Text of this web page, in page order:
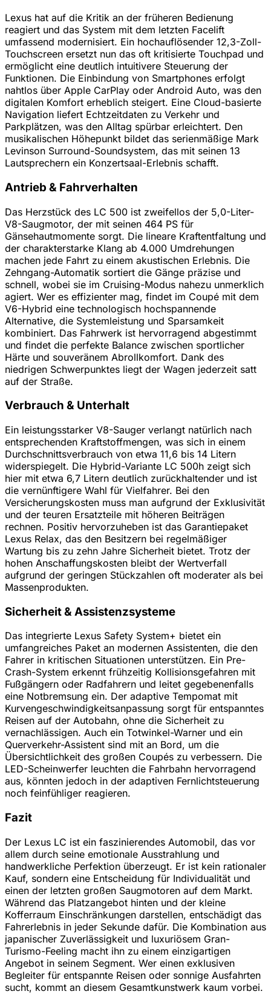
Lexus hat auf die Kritik an der früheren Bedienung
reagiert und das System mit dem letzten Facelift
umfassend modernisiert. Ein hochauflösender 12,3-Zoll-
Touchscreen ersetzt nun das oft kritisierte Touchpad und
ermöglicht eine deutlich intuitivere Steuerung der
Funktionen. Die Einbindung von Smartphones erfolgt
nahtlos über Apple CarPlay oder Android Auto, was den
digitalen Komfort erheblich steigert. Eine Cloud-basierte
Navigation liefert Echtzeitdaten zu Verkehr und
Parkplätzen, was den Alltag spürbar erleichtert. Den
musikalischen Höhepunkt bildet das serienmäßige Mark
Levinson Surround-Soundsystem, das mit seinen 13
Lautsprechern ein Konzertsaal-Erlebnis schafft.
Antrieb & Fahrverhalten
Das Herzstück des LC 500 ist zweifellos der 5,0-Liter-
V8-Saugmotor, der mit seinen 464 PS für
Gänsehautmomente sorgt. Die lineare Kraftentfaltung und
der charakterstarke Klang ab 4.000 Umdrehungen
machen jede Fahrt zu einem akustischen Erlebnis. Die
Zehngang-Automatik sortiert die Gänge präzise und
schnell, wobei sie im Cruising-Modus nahezu unmerklich
agiert. Wer es effizienter mag, findet im Coupé mit dem
V6-Hybrid eine technologisch hochspannende
Alternative, die Systemleistung und Sparsamkeit
kombiniert. Das Fahrwerk ist hervorragend abgestimmt
und findet die perfekte Balance zwischen sportlicher
Härte und souveränem Abrollkomfort. Dank des
niedrigen Schwerpunktes liegt der Wagen jederzeit satt
auf der Straße.
Verbrauch & Unterhalt
Ein leistungsstarker V8-Sauger verlangt natürlich nach
entsprechenden Kraftstoffmengen, was sich in einem
Durchschnittsverbrauch von etwa 11,6 bis 14 Litern
widerspiegelt. Die Hybrid-Variante LC 500h zeigt sich
hier mit etwa 6,7 Litern deutlich zurückhaltender und ist
die vernünftigere Wahl für Vielfahrer. Bei den
Versicherungskosten muss man aufgrund der Exklusivität
und der teuren Ersatzteile mit höheren Beiträgen
rechnen. Positiv hervorzuheben ist das Garantiepaket
Lexus Relax, das den Besitzern bei regelmäßiger
Wartung bis zu zehn Jahre Sicherheit bietet. Trotz der
hohen Anschaffungskosten bleibt der Wertverfall
aufgrund der geringen Stückzahlen oft moderater als bei
Massenprodukten.
Sicherheit & Assistenzsysteme
Das integrierte Lexus Safety System+ bietet ein
umfangreiches Paket an modernen Assistenten, die den
Fahrer in kritischen Situationen unterstützen. Ein Pre-
Crash-System erkennt frühzeitig Kollisionsgefahren mit
Fußgängern oder Radfahrern und leitet gegebenenfalls
eine Notbremsung ein. Der adaptive Tempomat mit
Kurvengeschwindigkeitsanpassung sorgt für entspanntes
Reisen auf der Autobahn, ohne die Sicherheit zu
vernachlässigen. Auch ein Totwinkel-Warner und ein
Querverkehr-Assistent sind mit an Bord, um die
Übersichtlichkeit des großen Coupés zu verbessern. Die
LED-Scheinwerfer leuchten die Fahrbahn hervorragend
aus, könnten jedoch in der adaptiven Fernlichtsteuerung
noch feinfühliger reagieren.
Fazit
Der Lexus LC ist ein faszinierendes Automobil, das vor
allem durch seine emotionale Ausstrahlung und
handwerkliche Perfektion überzeugt. Er ist kein rationaler
Kauf, sondern eine Entscheidung für Individualität und
einen der letzten großen Saugmotoren auf dem Markt.
Während das Platzangebot hinten und der kleine
Kofferraum Einschränkungen darstellen, entschädigt das
Fahrerlebnis in jeder Sekunde dafür. Die Kombination aus
japanischer Zuverlässigkeit und luxuriösem Gran-
Turismo-Feeling macht ihn zu einem einzigartigen
Angebot in seinem Segment. Wer einen exklusiven
Begleiter für entspannte Reisen oder sonnige Ausfahrten
sucht, kommt an diesem Gesamtkunstwerk kaum vorbei.